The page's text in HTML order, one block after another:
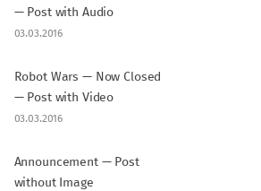
— Post with Audio
03.03.2016
Robot Wars — Now Closed
— Post with Video
03.03.2016
Announcement — Post
without Image